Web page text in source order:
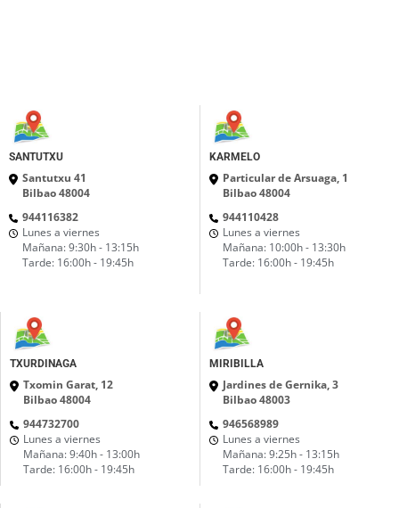
SANTUTXU
Santutxu 41
Bilbao 48004
944116382
Lunes a viernes
Mañana: 9:30h - 13:15h
Tarde: 16:00h - 19:45h
KARMELO
Particular de Arsuaga, 1
Bilbao 48004
944110428
Lunes a viernes
Mañana: 10:00h - 13:30h
Tarde: 16:00h - 19:45h
TXURDINAGA
Txomin Garat, 12
Bilbao 48004
944732700
Lunes a viernes
Mañana: 9:40h - 13:00h
Tarde: 16:00h - 19:45h
MIRIBILLA
Jardines de Gernika, 3
Bilbao 48003
946568989
Lunes a viernes
Mañana: 9:25h - 13:15h
Tarde: 16:00h - 19:45h